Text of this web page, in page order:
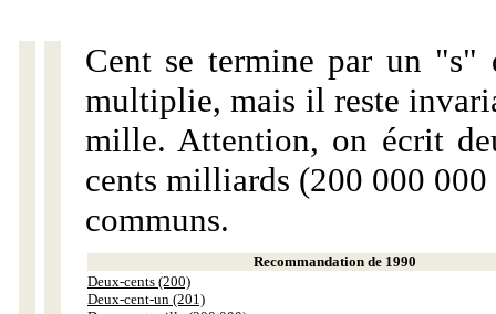
Cent se termine par un "s"
multiplie, mais il reste
mille. Attention, on écrit
cents milliards (200 000
communs.
Recommandation de 1990
Deux-cents (200)
Deux-cent-un (201)